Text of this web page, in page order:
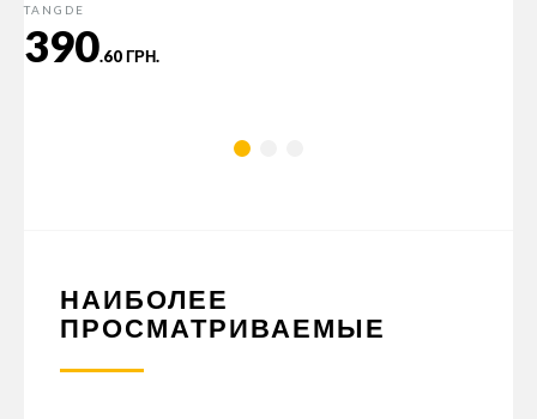
TANGDE
390.60 ГРН.
НАИБОЛЕЕ
ПРОСМАТРИВАЕМЫЕ